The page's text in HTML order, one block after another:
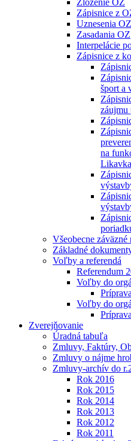
Zloženie OZ
Zápisnice z
Uznesenia OZ
Zasadania OZ
Interpelácie
Zápisnice z
šport a
záujmu
na
Likavka
Všeobecne záväzné
Základné
Voľby a referendá
Referendum
Voľby do
Príprava
Voľby do
Príprava
Zverejňovanie
Úradná tabuľa
Zmluvy, Faktúry,
Zmluvy o nájme
Zmluvy-archív do
Rok 2016
Rok 2015
Rok 2014
Rok 2013
Rok 2012
Rok 2011